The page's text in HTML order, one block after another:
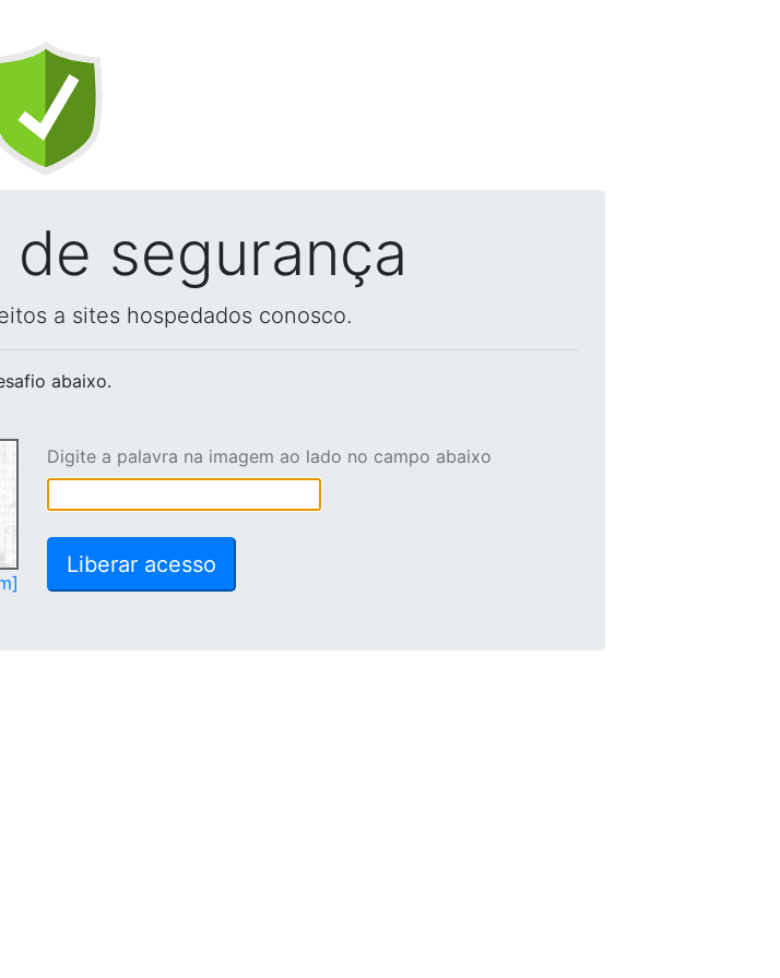
segurança
a sites hospedados conosco.
abaixo.
Digite a palavra na imagem ao lado no campo abaixo